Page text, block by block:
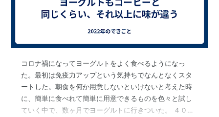
コロナ禍になってヨーグルトをよく食べるようになっ
た。最初は免疫力アップという気持ちでなんとなくスタ
ートした。朝食を何か用意しないといけないと考えた時
に、簡単に食べれて簡単に用意できるものを色々と試し
ていく中で、数ヶ月でヨーグルトに行きついた。 ４００